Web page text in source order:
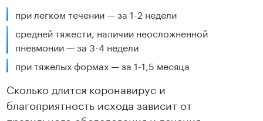
при легком течении — за 1-2 недели
средней тяжести, наличии неосложненной
пневмонии — за 3-4 недели
при тяжелых формах — за 1-1,5 месяца
Сколько длится коронавирус и
благоприятность исхода зависит от